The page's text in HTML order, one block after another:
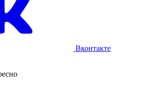
Вконтакте